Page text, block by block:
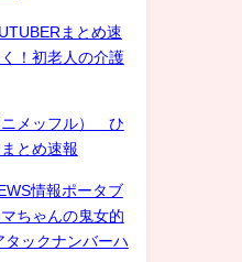
まとめ速
！初老人の介護
ニメッフル） ひ
とめ速報
情報ポータブ
ちゃんの鬼女的
タックナンバーハ